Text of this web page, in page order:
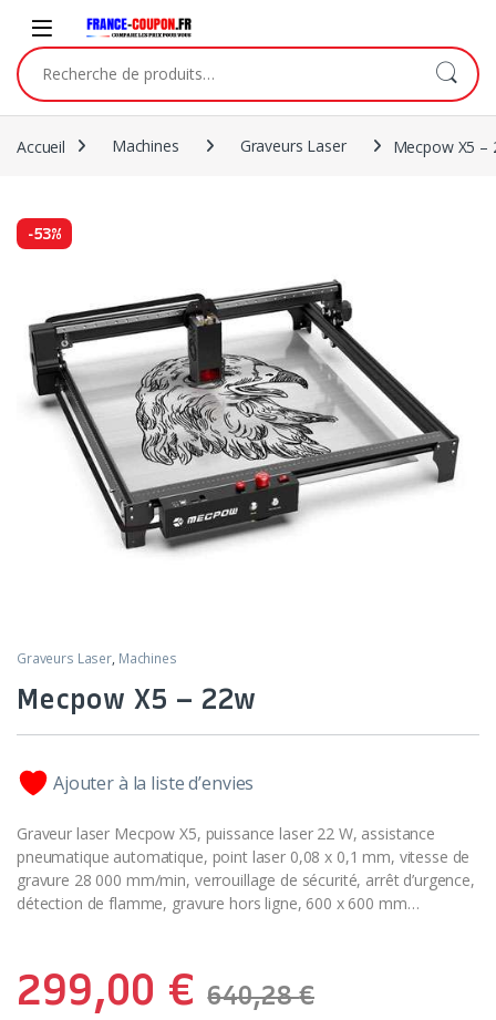
Accueil Machines Graveurs Laser Mecpow X5 –
-53%
Graveurs Laser, Machines
Mecpow X5 – 22w
Ajouter à la liste d’envies
Graveur laser Mecpow X5, puissance laser 22 W, assistance
pneumatique automatique, point laser 0,08 x 0,1 mm, vitesse de
gravure 28 000 mm/min, verrouillage de sécurité, arrêt d’urgence,
détection de flamme, gravure hors ligne, 600 x 600 mm…
299,00 € 640,28€